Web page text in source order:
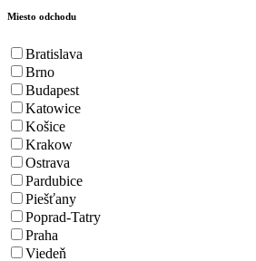
Miesto odchodu
Bratislava
Brno
Budapest
Katowice
Košice
Krakow
Ostrava
Pardubice
Piešťany
Poprad-Tatry
Praha
Viedeň